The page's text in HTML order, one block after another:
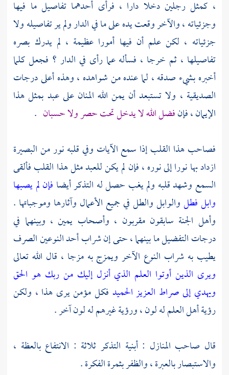
، كمثل رجلين دخلا دارا ، فرأى أحدهما تفاصيل ما فيها
وجزئياته ، والآخر وقعت يده على ما في الدار ولم ير تفاصيله ولا
جزئياته ، لكن علم أن فيها أمورا عظيمة ، لم يدرك بصره
تفاصيلها ، ثم خرجا ، فسأله عما رأى في الدار ؟ فجعل كلما
أخبره بشيء صدقه ، لما عنده من شواهده ، وهذه أعلى درجات
الصديقية ، ولا تستبعد أن يمن الله المنان على عبد بمثل هذا
الإيمان ، فإنفضل الله لا يدخل تحت حصر ولا حسبان .
فصاحب هذا القلب إذا سمع الآيات وفي قلبه نور من البصيرة
ازداد بها نورا إلى نوره ، فإن لم يكن للعبد مثل هذا القلب فألقى
السمع وشهد قلبه ولم يغب حصل له التذكر أيضا فإن لم يصبها
وابل فطلوالوابل والطل في جميع الأعمال وآثارها وموجباتها .
وأهل الجنة سابقون مقربون ، وأصحاب يمين ، وبينهما في
درجات التفضيل ما بينهما ، حتى إن شراب أحد النوعين الصرف
يطيب به شراب النوع الآخر ويمزج به مزجا ، قال الله تعالى
ويرى الذين أوتوا العلم الذي أنزل إليك من ربك هو الحق
ويهدي إلى صراط العزيز الحميد فكل مؤمن يرى هذا ، ولكن
رؤية أهل العلم له لون ، ورؤية غيرهم له لون آخر .
قال صاحب المنازل : أبنية التذكر ثلاثة : الانتفاع بالعظة ،
والاستبصار بالعبرة ، والظفر بثمرة الفكرة .